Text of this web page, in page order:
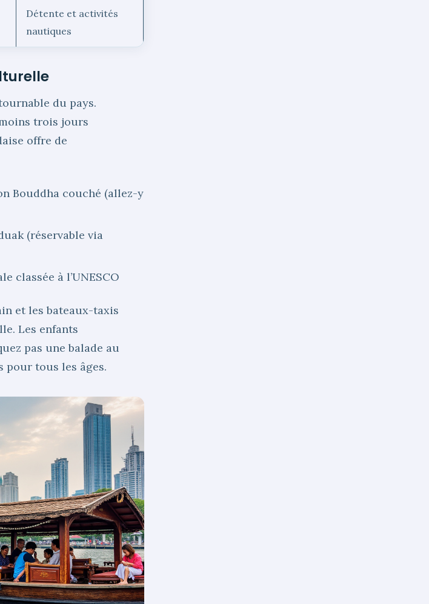
Détente et activités
nautiques
du pays.
trois jours
offre de
Bouddha couché (allez-y
(réservable via
classée à l’UNESCO
et les bateaux-taxis
Les enfants
pas une balade au
tous les âges.